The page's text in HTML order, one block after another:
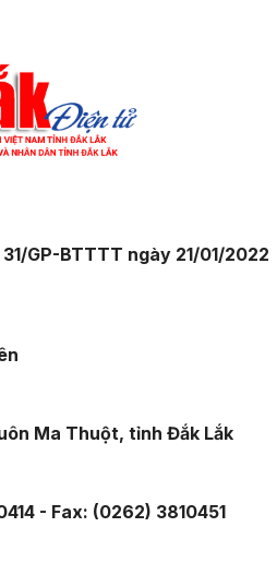
GP-BTTTT ngày 21/01/2022
Ma Thuột, tỉnh Đắk Lắk
- Fax: (0262) 3810451